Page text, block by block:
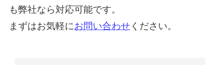
も弊社なら対応可能です。
まずはお気軽にお問い合わせ ください。